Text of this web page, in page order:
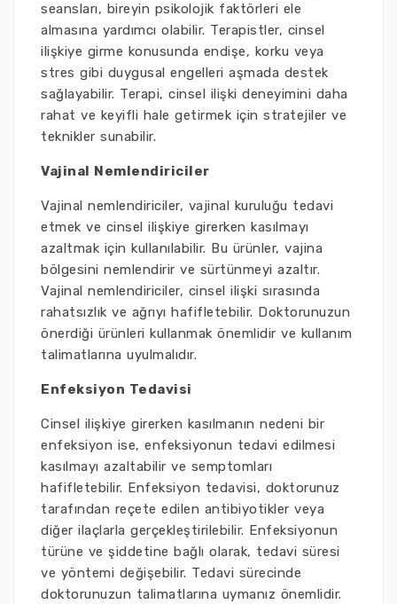
seansları, bireyin psikolojik faktörleri ele
almasına yardımcı olabilir. Terapistler, cinsel
ilişkiye girme konusunda endişe, korku veya
stres gibi duygusal engelleri aşmada destek
sağlayabilir. Terapi, cinsel ilişki deneyimini daha
rahat ve keyifli hale getirmek için stratejiler ve
teknikler sunabilir.
Vajinal Nemlendiriciler
Vajinal nemlendiriciler, vajinal kuruluğu tedavi
etmek ve cinsel ilişkiye girerken kasılmayı
azaltmak için kullanılabilir. Bu ürünler, vajina
bölgesini nemlendirir ve sürtünmeyi azaltır.
Vajinal nemlendiriciler, cinsel ilişki sırasında
rahatsızlık ve ağrıyı hafifletebilir. Doktorunuzun
önerdiği ürünleri kullanmak önemlidir ve kullanım
talimatlarına uyulmalıdır.
Enfeksiyon Tedavisi
Cinsel ilişkiye girerken kasılmanın nedeni bir
enfeksiyon ise, enfeksiyonun tedavi edilmesi
kasılmayı azaltabilir ve semptomları
hafifletebilir. Enfeksiyon tedavisi, doktorunuz
tarafından reçete edilen antibiyotikler veya
diğer ilaçlarla gerçekleştirilebilir. Enfeksiyonun
türüne ve şiddetine bağlı olarak, tedavi süresi
ve yöntemi değişebilir. Tedavi sürecinde
doktorunuzun talimatlarına uymanız önemlidir.